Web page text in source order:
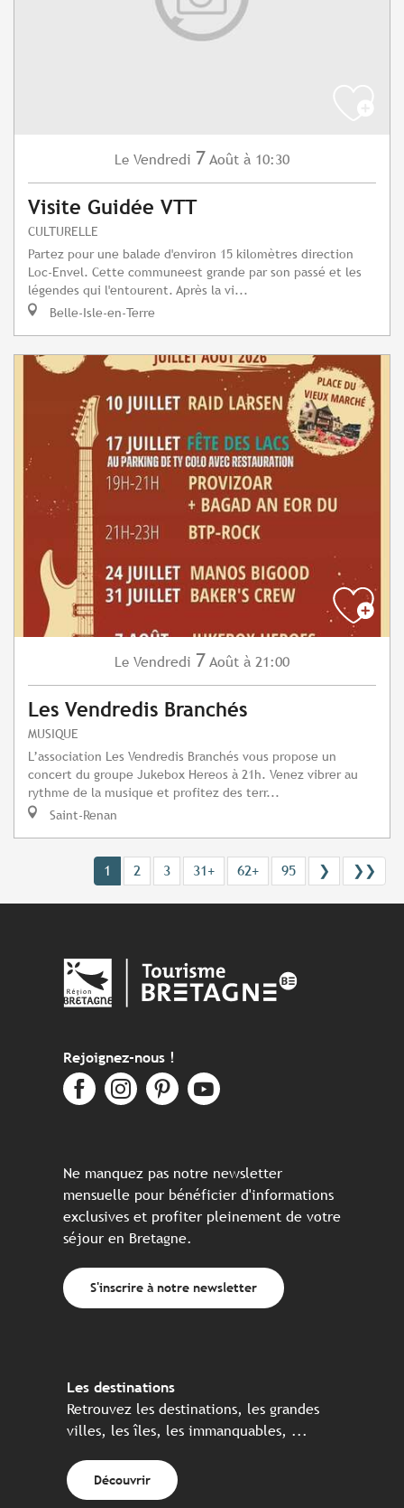
Le Vendredi 7 Août à 10:30
Visite Guidée VTT
CULTURELLE
Partez pour une balade d'environ 15 kilomètres direction
Loc-Envel. Cette communeest grande par son passé et les
légendes qui l'entourent. Après la vi...
Belle-Isle-en-Terre
Le Vendredi 7 Août à 21:00
Les Vendredis Branchés
MUSIQUE
L’association Les Vendredis Branchés vous propose un
concert du groupe Jukebox Hereos à 21h. Venez vibrer au
rythme de la musique et profitez des terr...
Saint-Renan
1 2 3 31+ 62+ 95 ❯ ❯❯
Rejoignez-nous !
Ne manquez pas notre newsletter
mensuelle pour bénéficier d'informations
exclusives et profiter pleinement de votre
séjour en Bretagne.
S'inscrire à notre newsletter
Les destinations
Retrouvez les destinations, les grandes
villes, les îles, les immanquables, ...
Découvrir